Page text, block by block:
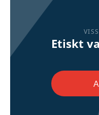
Etiskt